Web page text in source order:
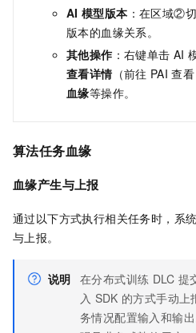
AI 模型版本 ：在区域②
版本的血缘关系。
其他操作 ：右键单击 AI
查看详情（前往 PAI 查看
血缘等操作。
算法任务血缘
血缘产生与上报
通过以下方式执行相关任务时，系
与上报。
说明 在分布式训练 DLC 提
入 SDK 的方式手动上
务情况配置输入和输